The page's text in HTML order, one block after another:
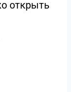
открыть